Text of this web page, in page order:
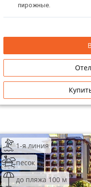
пирожные.
1-я линия
песок
до пляжа 100 м